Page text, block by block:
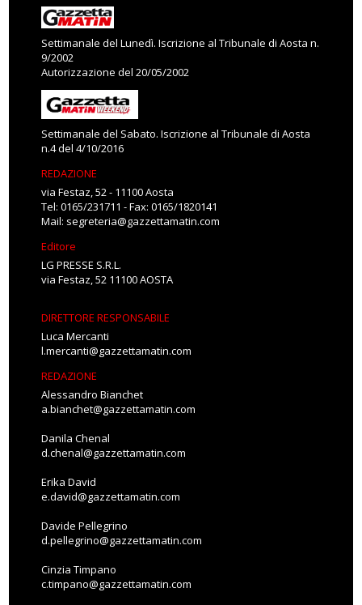
Settimanale del Lunedì. Iscrizione al Tribunale di Aosta n.
9/2002
Autorizzazione del 20/05/2002
Settimanale del Sabato. Iscrizione al Tribunale di Aosta
n.4 del 4/10/2016
REDAZIONE
via Festaz, 52 - 11100 Aosta
Tel: 0165/231711 - Fax: 0165/1820141
Mail: segreteria@gazzettamatin.com
Editore
LG PRESSE S.R.L.
via Festaz, 52 11100 AOSTA
DIRETTORE RESPONSABILE
Luca Mercanti
l.mercanti@gazzettamatin.com
REDAZIONE
Alessandro Bianchet
a.bianchet@gazzettamatin.com
Danila Chenal
d.chenal@gazzettamatin.com
Erika David
e.david@gazzettamatin.com
Davide Pellegrino
d.pellegrino@gazzettamatin.com
Cinzia Timpano
c.timpano@gazzettamatin.com